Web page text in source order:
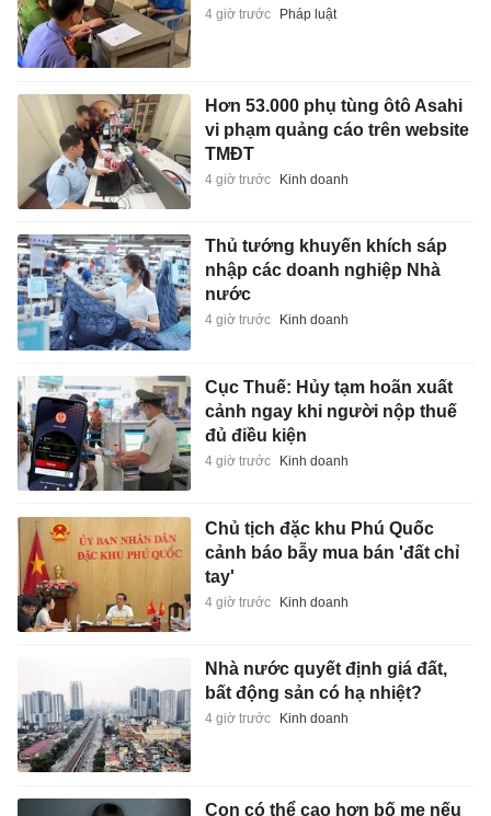
4 giờ trước Pháp luật
Hơn 53.000 phụ tùng ôtô Asahi
vi phạm quảng cáo trên website
TMĐT
4 giờ trước Kinh doanh
Thủ tướng khuyến khích sáp
nhập các doanh nghiệp Nhà
nước
4 giờ trước Kinh doanh
Cục Thuế: Hủy tạm hoãn xuất
cảnh ngay khi người nộp thuế
đủ điều kiện
4 giờ trước Kinh doanh
Chủ tịch đặc khu Phú Quốc
cảnh báo bẫy mua bán 'đất chỉ
tay'
4 giờ trước Kinh doanh
Nhà nước quyết định giá đất,
bất động sản có hạ nhiệt?
4 giờ trước Kinh doanh
Con có thể cao hơn bố mẹ nếu